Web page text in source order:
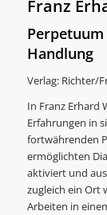
Franz
Perpetuum
Handlung
Verlag: Richter/
In Franz Erhard
Erfahrungen in
fortwährenden
ermöglichten
aktiviert und
zugleich ein Ort
Arbeiten in